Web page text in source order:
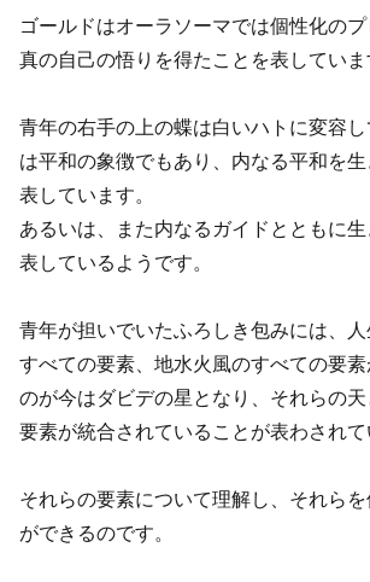
ゴールドはオーラソーマでは個性化のプ
真の自己の悟りを得たことを表していま
青年の右手の上の蝶は白いハトに変容し
は平和の象徴でもあり、内なる平和を
表しています。
あるいは、また内なるガイドとともに
表しているようです。
青年が担いでいたふろしき包みには、人
すべての要素、地水火風のすべての要
のが今はダビデの星となり、それらの
要素が統合されていることが表わされて
それらの要素について理解し、それら
ができるのです。